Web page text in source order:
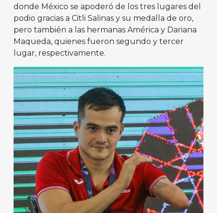
donde México se apoderó de los tres lugares del
podio gracias a Citli Salinas y su medalla de oro,
pero también a las hermanas América y Dariana
Maqueda, quienes fueron segundo y tercer
lugar, respectivamente.